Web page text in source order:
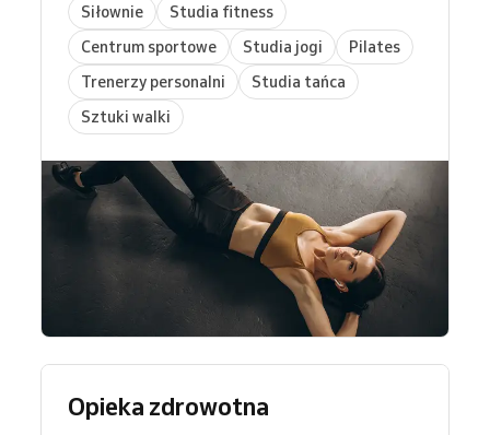
Siłownie
Studia fitness
Centrum sportowe
Studia jogi
Pilates
Trenerzy personalni
Studia tańca
Sztuki walki
Opieka zdrowotna